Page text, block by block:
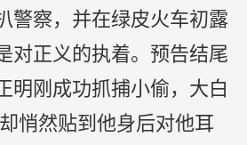
警察，并在绿皮火车初露
对正义的执着。预告结尾
明刚成功抓捕小偷，大白
悄然贴到他身后对他耳